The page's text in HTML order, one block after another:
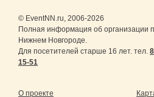
© EventNN.ru, 2006-2026
Полная информация об организации
Нижнем Новгороде.
Для посетителей старше 16 лет. тел.
15-51
О проекте